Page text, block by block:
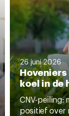
26 juni 2026
koel in de
CNV-peiling:
positief over